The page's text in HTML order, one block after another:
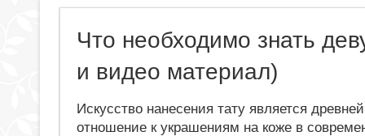
Что необходимо знать
и видео материал)
Искусство нанесения тату является
отношение к украшениям на коже в